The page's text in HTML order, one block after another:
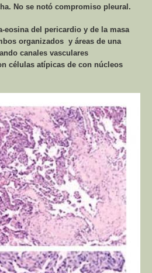
No se notó compromiso pleural.
eosina del pericardio y de la masa
organizados y áreas de una
canales vasculares
células atípicas de con núcleos